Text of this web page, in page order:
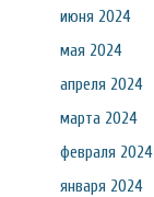
июня 2024
мая 2024
апреля 2024
марта 2024
февраля 2024
января 2024